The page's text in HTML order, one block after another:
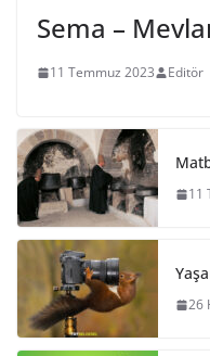
Sema –
11 Temmuz 2023 Editör
11
26